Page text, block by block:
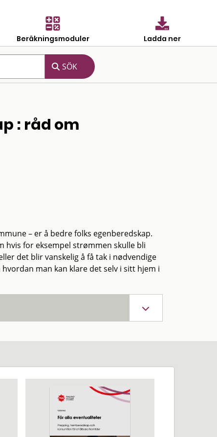
Beräkningsmoduler Ladda ner
: råd om
– er å bedre folks egenberedskap.
hvis for eksempel strømmen skulle bli
det blir vanskelig å få tak i nødvendige
man kan klare det selv i sitt hjem i